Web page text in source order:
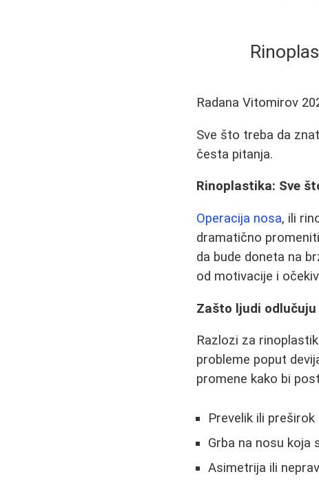
Radana Vitomirov
Sve što treba da
česta pitanja.
Rinoplastika: Sve
Operacija nosa, ili
dramatično
da bude doneta na
od motivacije i
Zašto ljudi odlučuju
Razlozi za
probleme poput
promene kako bi
Prevelik ili
Grba na nosu koja
Asimetrija ili